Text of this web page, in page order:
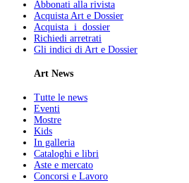
Abbonati alla rivista
Acquista Art e Dossier
Acquista i dossier
Richiedi arretrati
Gli indici di Art e Dossier
Art News
Tutte le news
Eventi
Mostre
Kids
In galleria
Cataloghi e libri
Aste e mercato
Concorsi e Lavoro